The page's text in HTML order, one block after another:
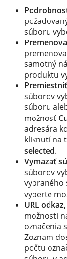
súboru
samotný
produktu
súborov
súboru
možnosť
adresára
kliknutí na
selected.
Vymazať
súborov
vybraného
vyberte
URL
možnosti
označenia
Zoznam
počtu